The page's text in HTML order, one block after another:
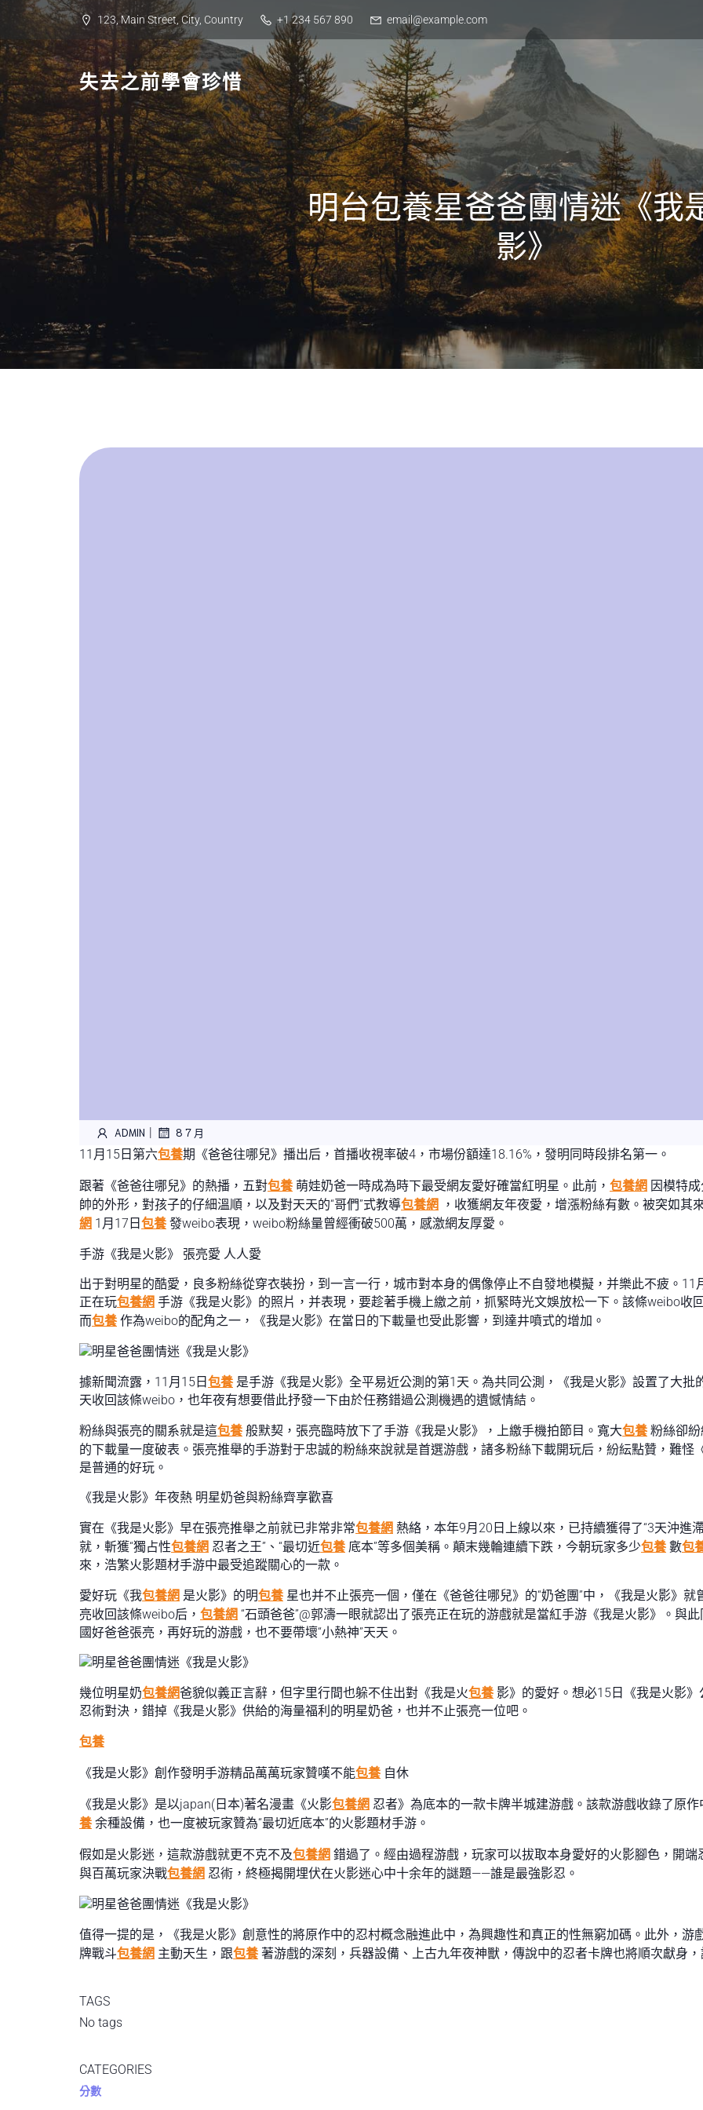
123, Main Street, City, Country +1 234 567 890 email@example.com
失去之前學會珍惜
明台包養星爸爸團情迷《我
影》
ADMIN | 8 7 月
11月15日第六包養期《爸爸往哪兒》播出后，首播收視率破4，市場份額達18.16%，發明同時段排名第一。
跟著《爸爸往哪兒》的熱播，五對包養 萌娃奶爸一時成為時下最受網友愛好確當紅明星。此前， 包養網 因模特
帥的外形，對孩子的仔細溫順，以及對天天的“哥們”式教導包養網
，收獲網友年夜愛，增漲粉絲有數。被突如
網 1月17日 包養 發weibo表現，weibo粉絲量曾經衝破500萬，感激網友厚愛。
手游《我是火影》 張亮愛 人人愛
出于對明星的酷愛，良多粉絲從穿衣裝扮，到一言一行，城市對本身的偶像停止不自發地模擬，并樂此不疲。
正在玩包養網 手游《我是火影》的照片，并表現，要趁著手機上繳之前，抓緊時光文娛放松一下。該條weibo收
而包養 作為weibo的配角之一，《我是火影》在當日的下載量也受此影響，到達井噴式的增加。
據新聞流露，11月15日 包養 是手游《我是火影》全平易近公測的第1天。為共同公測，《我是火影》設置了大
天收回該條weibo，也年夜有想要借此抒發一下由於任務錯過公測機遇的遺憾情結。
粉絲與張亮的關系就是這包養 般默契，張亮臨時放下了手游《我是火影》，上繳手機拍節目。寬大包養 粉絲卻
的下載量一度破表。張亮推舉的手游對于忠誠的粉絲來說就是首選游戲，諸多粉絲下載開玩后，紛紜點贊，難怪
是普通的好玩。
《我是火影》年夜熱 明星奶爸與粉絲齊享歡喜
實在《我是火影》早在張亮推舉之前就已非常非常包養網 熱絡，本年9月20日上線以來，已持續獲得了“3天沖進
就，斬獲“獨占性包養網 忍者之王”、“最切近包養 底本”等多個美稱。顛末幾輪連續下跌，今朝玩家多少包養 數包
來，浩繁火影題材手游中最受追蹤關心的一款。
愛好玩《我包養網 是火影》的明包養 星也并不止張亮一個，僅在《爸爸往哪兒》的“奶爸團”中，《我是火影》
亮收回該條weibo后， 包養網 “石頭爸爸”@郭濤一眼就認出了張亮正在玩的游戲就是當紅手游《我是火影》。與
國好爸爸張亮，再好玩的游戲，也不要帶壞“小熱神”天天。
幾位明星奶包養網爸貌似義正言辭，但字里行間也躲不住出對《我是火包養 影》的愛好。想必15日《我是火影
忍術對決，錯掉《我是火影》供給的海量福利的明星奶爸，也并不止張亮一位吧。
包養
《我是火影》創作發明手游精品萬萬玩家贊嘆不能包養 自休
《我是火影》是以japan(日本)著名漫畫《火影包養網 忍者》為底本的一款卡牌半城建游戲。該款游戲收錄了原
養 余種設備，也一度被玩家贊為“最切近底本”的火影題材手游。
假如是火影迷，這款游戲就更不克不及包養網 錯過了。經由過程游戲，玩家可以拔取本身愛好的火影腳色，開
與百萬玩家決戰包養網 忍術，終極揭開埋伏在火影迷心中十余年的謎題——誰是最強影忍。
值得一提的是，《我是火影》創意性的將原作中的忍村概念融進此中，為興趣性和真正的性無窮加碼。此外，游
牌戰斗包養網 主動天生，跟包養 著游戲的深刻，兵器設備、上古九年夜神獸，傳說中的忍者卡牌也將順次獻身
TAGS
No tags
CATEGORIES
分數